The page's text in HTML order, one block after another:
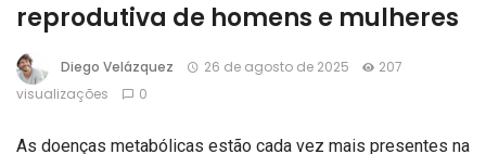
reprodutiva de homens e mulheres
Diego Velázquez 26 de agosto de 2025
207
visualizações
0
As doenças metabólicas estão cada vez mais presentes na